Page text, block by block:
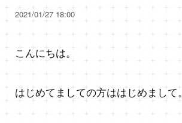
2021/01/27 18:00
こんにちは。
はじめてましての方ははじめまして。